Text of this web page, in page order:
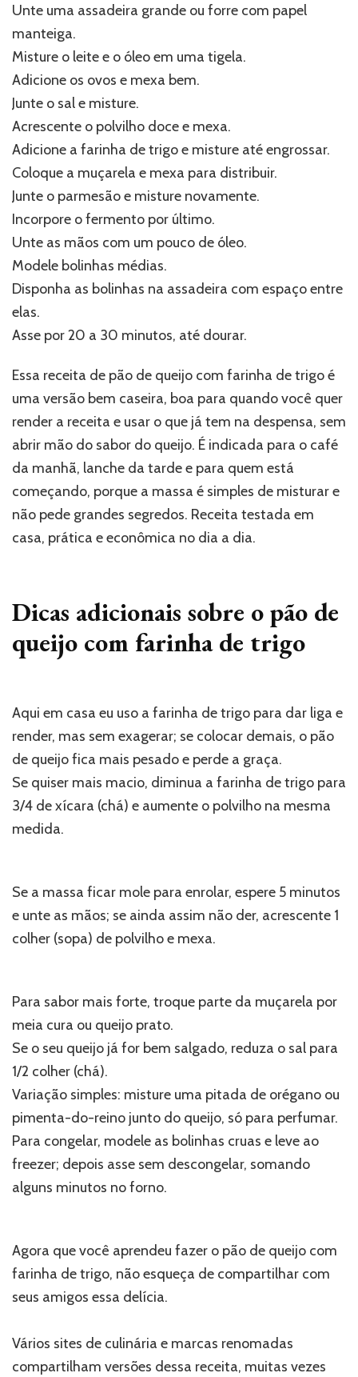
Unte uma assadeira grande ou forre com papel
manteiga.
Misture o leite e o óleo em uma tigela.
Adicione os ovos e mexa bem.
Junte o sal e misture.
Acrescente o polvilho doce e mexa.
Adicione a farinha de trigo e misture até engrossar.
Coloque a muçarela e mexa para distribuir.
Junte o parmesão e misture novamente.
Incorpore o fermento por último.
Unte as mãos com um pouco de óleo.
Modele bolinhas médias.
Disponha as bolinhas na assadeira com espaço entre
elas.
Asse por 20 a 30 minutos, até dourar.
Essa receita de pão de queijo com farinha de trigo é
uma versão bem caseira, boa para quando você quer
render a receita e usar o que já tem na despensa, sem
abrir mão do sabor do queijo. É indicada para o café
da manhã, lanche da tarde e para quem está
começando, porque a massa é simples de misturar e
não pede grandes segredos. Receita testada em
casa, prática e econômica no dia a dia.
Dicas adicionais sobre o pão de
queijo com farinha de trigo
Aqui em casa eu uso a farinha de trigo para dar liga e
render, mas sem exagerar; se colocar demais, o pão
de queijo fica mais pesado e perde a graça.
Se quiser mais macio, diminua a farinha de trigo para
3/4 de xícara (chá) e aumente o polvilho na mesma
medida.
Se a massa ficar mole para enrolar, espere 5 minutos
e unte as mãos; se ainda assim não der, acrescente 1
colher (sopa) de polvilho e mexa.
Para sabor mais forte, troque parte da muçarela por
meia cura ou queijo prato.
Se o seu queijo já for bem salgado, reduza o sal para
1/2 colher (chá).
Variação simples: misture uma pitada de orégano ou
pimenta-do-reino junto do queijo, só para perfumar.
Para congelar, modele as bolinhas cruas e leve ao
freezer; depois asse sem descongelar, somando
alguns minutos no forno.
Agora que você aprendeu fazer o pão de queijo com
farinha de trigo, não esqueça de compartilhar com
seus amigos essa delícia.
Vários sites de culinária e marcas renomadas
compartilham versões dessa receita, muitas vezes